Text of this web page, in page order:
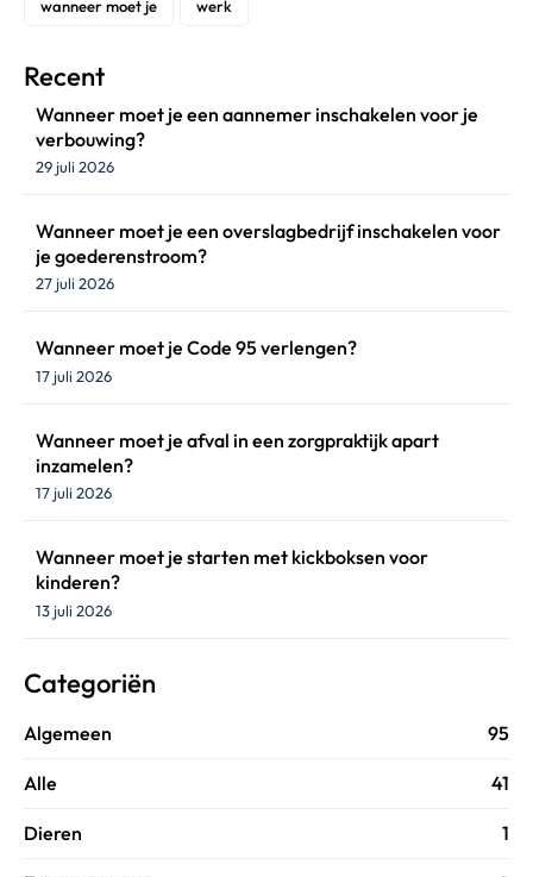
wanneer moet je werk
Recent
Wanneer moet je een aannemer inschakelen voor je
verbouwing?
29 juli 2026
Wanneer moet je een overslagbedrijf inschakelen voor
je goederenstroom?
27 juli 2026
Wanneer moet je Code 95 verlengen?
17 juli 2026
Wanneer moet je afval in een zorgpraktijk apart
inzamelen?
17 juli 2026
Wanneer moet je starten met kickboksen voor
kinderen?
13 juli 2026
Categoriën
Algemeen 95
Alle 41
Dieren 1